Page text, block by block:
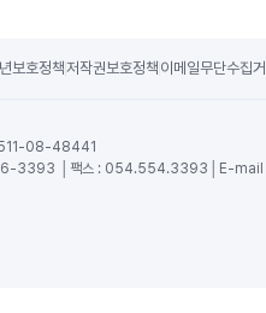
보호정책저작권보호정책 이메일무단수집
08-48441
3393 │팩스 : 054.554.3393│E-mail